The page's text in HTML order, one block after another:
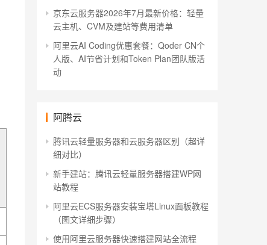
京东云服务器2026年7月最新价格：轻量
云主机、CVM及建站等费用清单
阿里云AI Coding优惠套餐：Qoder CN个
人版、AI节省计划和Token Plan团队版活
动
阿腾云
腾讯云轻量服务器和云服务器区别（超详
细对比）
新手建站：腾讯云轻量服务器搭建WP网
站教程
阿里云ECS服务器安装宝塔Linux面板教程
（图文详细步骤）
使用阿里云服务器快速搭建网站全流程